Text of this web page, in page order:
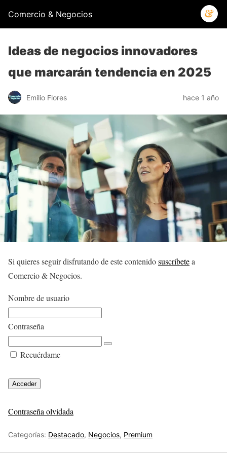
Comercio & Negocios
Ideas de negocios innovadores
que marcarán tendencia en 2025
Emilio Flores hace 1 año
Si quieres seguir disfrutando de este contenidosuscríbetea
Comercio & Negocios.
Nombre de usuario
Contraseña
Recuérdame
Contraseña olvidada
Categorías: Destacado, Negocios, Premium